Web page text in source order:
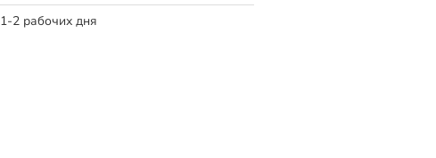
1-2 рабочих дня